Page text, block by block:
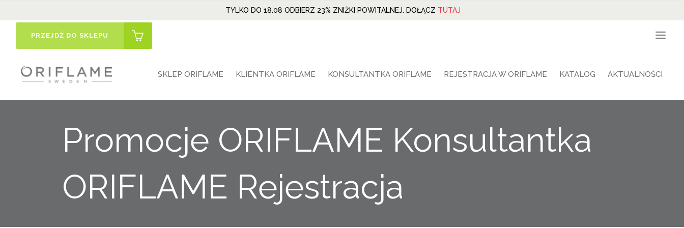
TYLKO DO 18.08 ODBIERZ 23% ZNIŻKI POWITALNEJ. DOŁĄCZ TUTAJ
PRZEJDŹ DO SKLEPU
SKLEP ORIFLAME KLIENTKA ORIFLAME KONSULTANTKA ORIFLAME REJESTRACJA W ORIFLAME KATALOG AKTUALNOŚCI
Promocje ORIFLAME Konsultantka
ORIFLAME Rejestracja